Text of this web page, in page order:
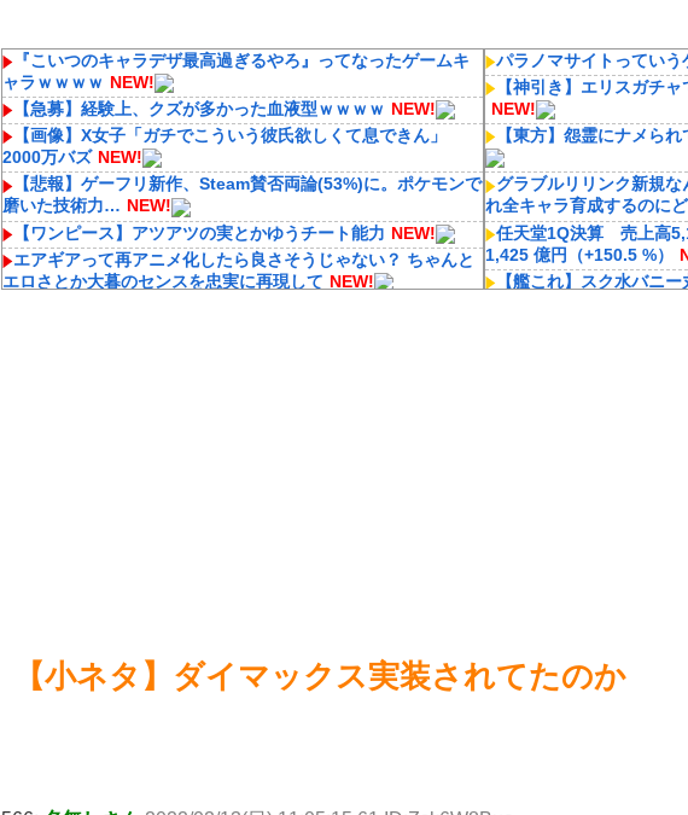
『こいつのキャラデザ最高過ぎるやろ』ってなったゲームキ
ャラｗｗｗｗ NEW!
【急募】経験上、クズが多かった血液型ｗｗｗｗ NEW!
【画像】X女子「ガチでこういう彼氏欲しくて息できん」
2000万バズ NEW!
【悲報】ゲーフリ新作、Steam賛否両論(53%)に。ポケモンで
磨いた技術力… NEW!
【ワンピース】アツアツの実とかゆうチート能力 NEW!
エアギアって再アニメ化したら良さそうじゃない？ ちゃんと
エロさとか大暮のセンスを忠実に再現して NEW!
パラノマサイトってい
【神引き】エリスガチ
NEW!
【東方】怨霊にナメら
グラブルリリンク新規
れ全キャラ育成するのに
任天堂1Q決算 売上高
1,425 億円（+150.5 %）
【艦これ】スク水バニー
【小ネタ】ダイマックス実装されてたのか